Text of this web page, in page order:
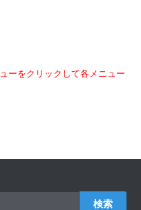
ーをクリックして各メニュー
検索